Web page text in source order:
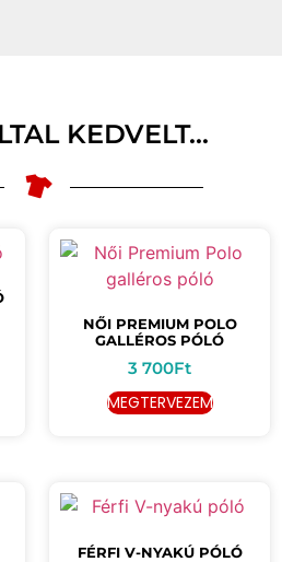
KEDVELT...
NŐI PREMIUM POLO
GALLÉROS PÓLÓ
3 700Ft
MEGTERVEZEM
FÉRFI V-NYAKÚ PÓLÓ